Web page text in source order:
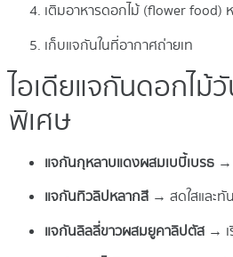
เติมอาหารดอกไม้ (flower food)
เก็บแจกันในที่อากาศถ่ายเท
ไอเดียแจกันดอกไม้
พิเศษ
แจกันกุหลาบแดงผสมเบบี้เบรธ →
แจกันทิวลิปหลากสี → สดใสและทั
แจกันลิลลี่ขาวผสมยูคาลิปตัส →